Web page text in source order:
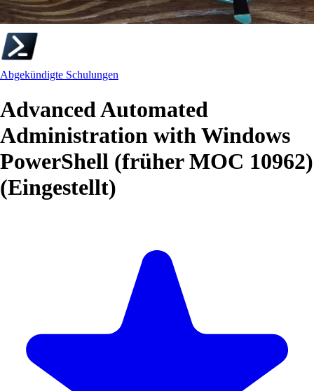
Abgekündigte Schulungen
Advanced Automated
Administration with Windows
PowerShell (früher MOC 10962)
(Eingestellt)